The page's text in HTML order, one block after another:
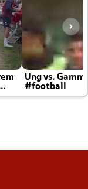
Ung vs.
#football